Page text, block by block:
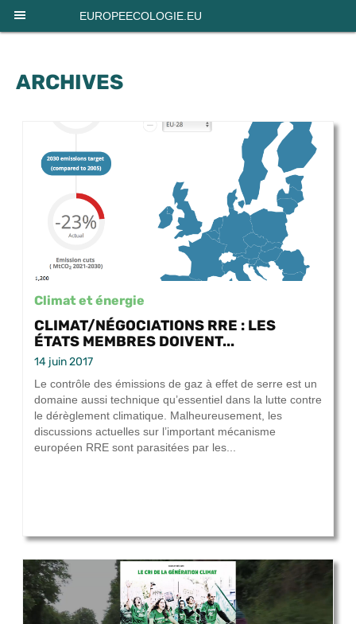
EUROPEECOLOGIE.EU
ARCHIVES
Climat et énergie
CLIMAT/NÉGOCIATIONS RRE : LES
ÉTATS MEMBRES DOIVENT...
14 juin 2017
Le contrôle des émissions de gaz à effet de serre est un
domaine aussi technique qu’essentiel dans la lutte contre
le dérèglement climatique. Malheureusement, les
discussions actuelles sur l’important mécanisme
européen RRE sont parasitées par les...